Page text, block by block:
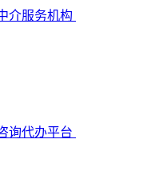
介服务机构
询代办平台